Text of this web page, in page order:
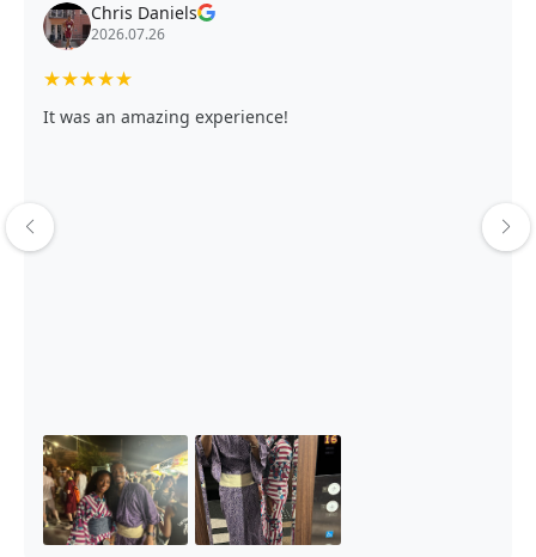
Chris Daniels
2026.07.26
★★★★★
It was an amazing experience!